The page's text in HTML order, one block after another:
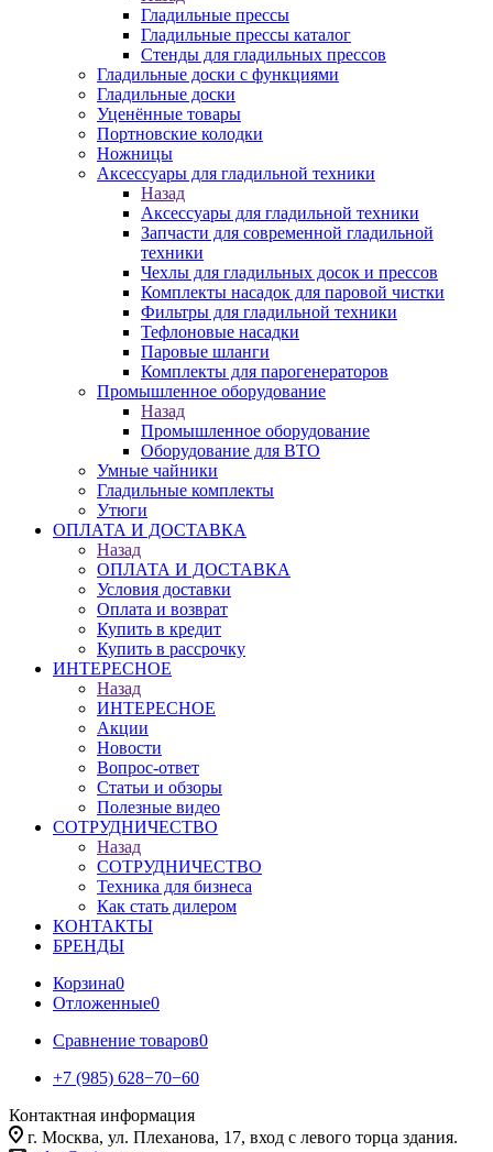
Гладильные прессы
Гладильные прессы каталог
Стенды для гладильных прессов
Гладильные доски с функциями
Гладильные доски
Уценённые товары
Портновские колодки
Ножницы
Аксессуары для гладильной техники
Назад
Аксессуары для гладильной техники
Запчасти для современной гладильной
техники
Чехлы для гладильных досок и прессов
Комплекты насадок для паровой чистки
Фильтры для гладильной техники
Тефлоновые насадки
Паровые шланги
Комплекты для парогенераторов
Промышленное оборудование
Назад
Промышленное оборудование
Оборудование для ВТО
Умные чайники
Гладильные комплекты
Утюги
ОПЛАТА И ДОСТАВКА
Назад
ОПЛАТА И ДОСТАВКА
Условия доставки
Оплата и возврат
Купить в кредит
Купить в рассрочку
ИНТЕРЕСНОЕ
Назад
ИНТЕРЕСНОЕ
Акции
Новости
Вопрос-ответ
Статьи и обзоры
Полезные видео
СОТРУДНИЧЕСТВО
Назад
СОТРУДНИЧЕСТВО
Техника для бизнеса
Как стать дилером
КОНТАКТЫ
БРЕНДЫ
Корзина0
Отложенные0
Сравнение товаров0
+7 (985) 628−70−60
Контактная информация
г. Москва, ул. Плеханова, 17, вход с левого торца здания.